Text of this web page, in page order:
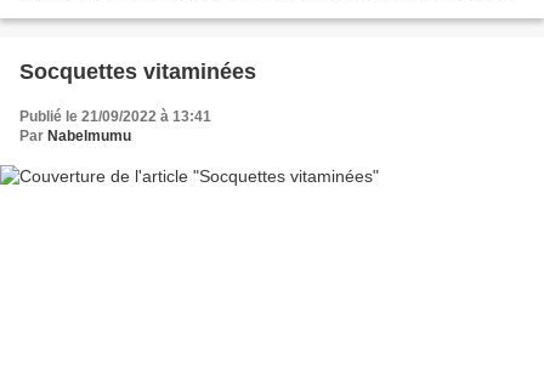
Socquettes vitaminées
Publié le 21/09/2022 à 13:41
Par Nabelmumu